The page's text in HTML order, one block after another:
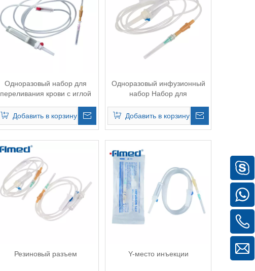
Одноразовый набор для
переливания крови с иглой
Добавить в корзину
Одноразовый инфузионный
набор Набор для
иглы с замком Люэра и люэр-
слипом
Добавить в корзину
Резиновый разъем Y-место инъекции